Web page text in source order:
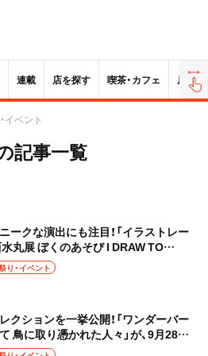
連載 店を探す 喫茶・カフェ 居酒屋
イベント
記事一覧
ークな演出にも注目！「イラストレー
丸展 ぼくのあそび I DRAW TO
月12日まで、立川『PLAY!
にて開催中
り・イベント
クションを一挙公開！「ワンダーバー
鳥に取り憑かれた人々」が、9月28日
『角川武蔵野ミュージアム』4階にて